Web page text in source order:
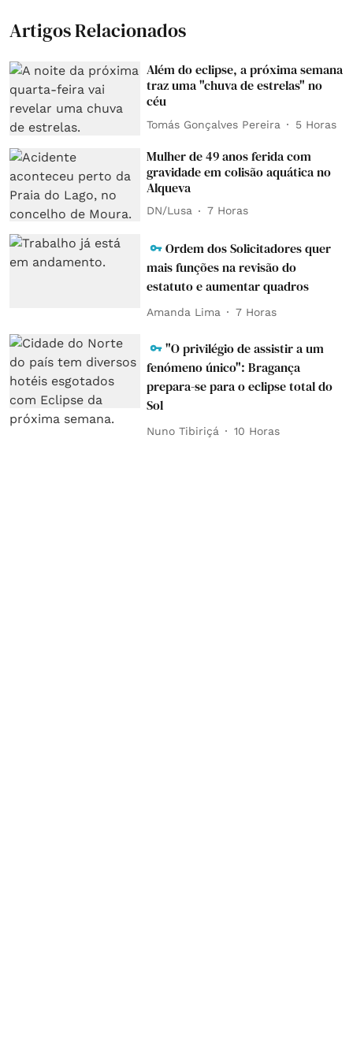
Artigos Relacionados
Além do eclipse, a próxima semana
traz uma "chuva de estrelas" no
céu
Tomás Gonçalves Pereira 5 Horas
Mulher de 49 anos ferida com
gravidade em colisão aquática no
Alqueva
DN/Lusa 7 Horas
Ordem dos Solicitadores quer
mais funções na revisão do
estatuto e aumentar quadros
Amanda Lima 7 Horas
"O privilégio de assistir a um
fenómeno único": Bragança
prepara-se para o eclipse total do
Sol
Nuno Tibiriçá 10 Horas